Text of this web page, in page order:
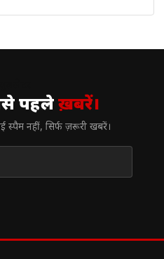
पहलेख़बरें।
नहीं, सिर्फ ज़रूरी खबरें।